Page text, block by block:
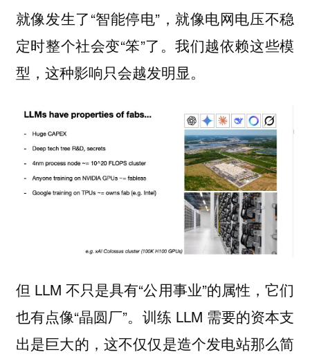
就像发生了“智能停电”，就像电网电压不稳
定时整个社会变“笨”了。我们越依赖这些模
型，这种影响只会越发明显。
但 LLM 不只是具有“公用事业”的属性，它们
也有点像“晶圆厂”。训练 LLM 需要的资本支
出是巨大的，这不仅仅是造个发电站那么简